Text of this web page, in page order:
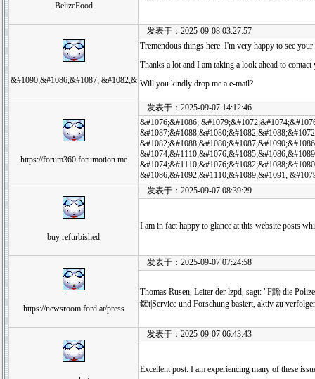
BelizeFood
&#1090;&#1086;&#1087; &#1082;&
发表于：2025-09-08 03:27:57
Tremendous things here. I'm very happy to see your
Thanks a lot and I am taking a look ahead to contact
Will you kindly drop me a e-mail?
https://forum360.forumotion.me
发表于：2025-09-07 14:12:46
&#1076;&#1086;
&#1086;&#1092;&#1110;&#1089;&#1091;
buy refurbished
发表于：2025-09-07 08:39:29
I am in fact happy to glance at this website posts
https://newsroom.ford.at/press
发表于：2025-09-07 07:24:58
Thomas Rusen, Leiter der lzpd, sagt: "F黵 die
鋐t|Service und Forschung basiert, aktiv zu
发表于：2025-09-07 06:43:43
Excellent post. I am experiencing many of these